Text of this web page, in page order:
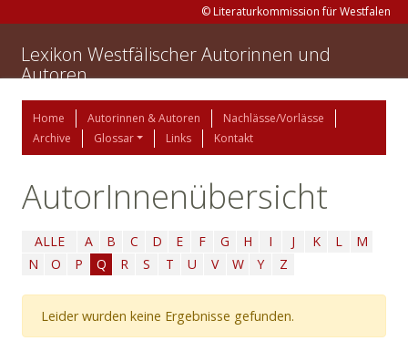
© Literaturkommission für Westfalen
Lexikon Westfälischer Autorinnen und
Autoren
Home Autorinnen & Autoren
Nachlässe/Vorlässe
Archive
Glossar Links Kontakt
AutorInnenübersicht
ALLE A B C D E F G H I J K L
M
N
O P Q R S T U V W Y Z
Leider wurden keine Ergebnisse gefunden.